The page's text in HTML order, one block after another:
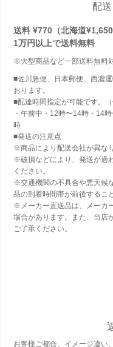
配
送料 ¥770（北海道¥1,650
1万円以上で送料無料
※大型商品など一部送料無料
■佐川急便、日本郵便、西濃
おります。
■配達時間指定が可能です。
・午前中・12時〜14時・14
時
■発送の注意点
※商品により配送会社が異な
※破損などにより、発送が適
ください。
※交通機関の不具合や悪天候
品の到着時間帯が前後するこ
※メーカー直送品は、メーカ
場合があります。また、当店
ご了承ください。
お客様ご都合、イメージ違い